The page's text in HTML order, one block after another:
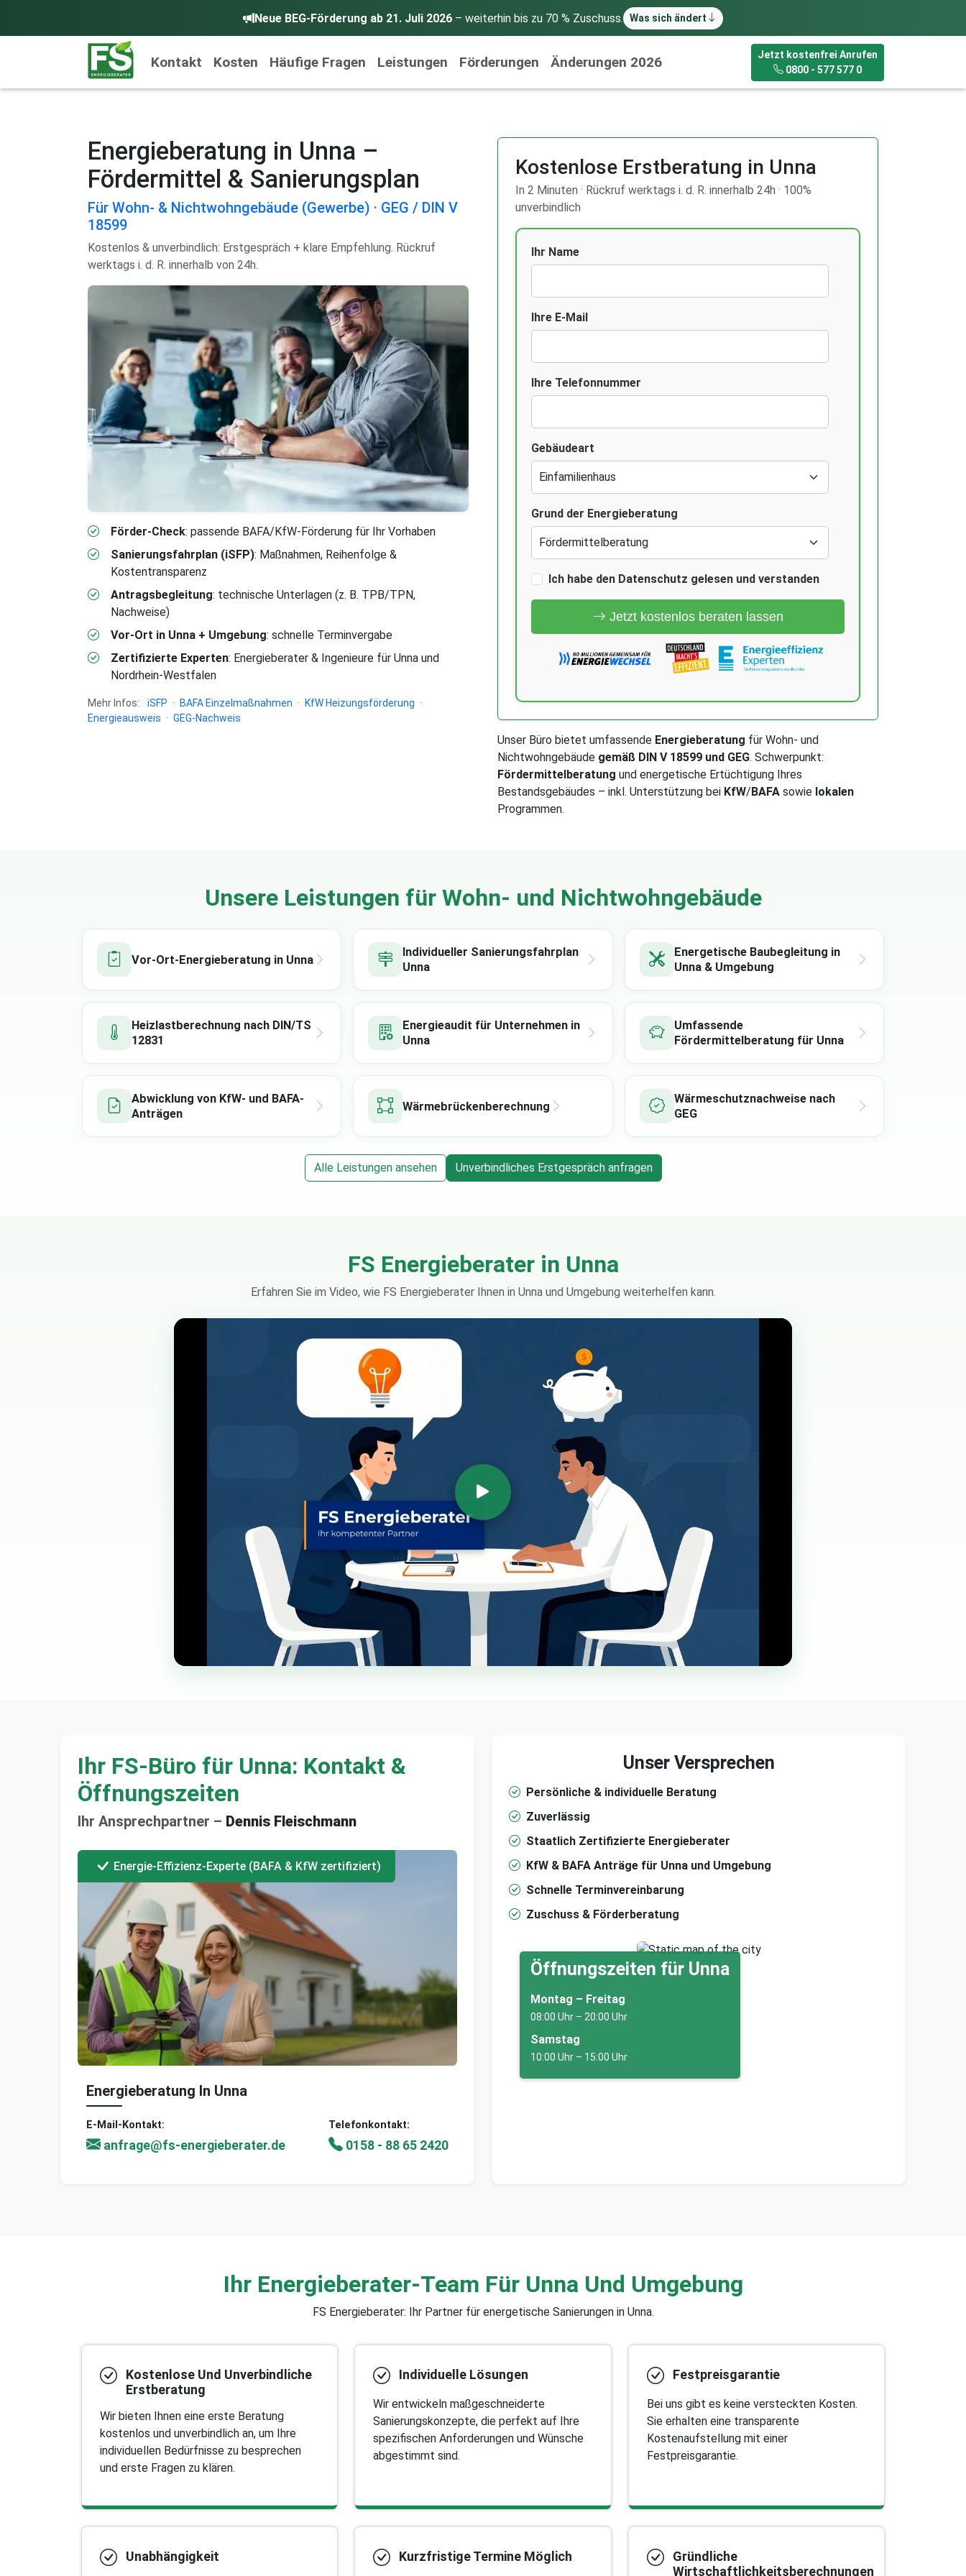
Neue BEG-Förderung ab 21. Juli 2026 – weiterhin bis zu 70 % Zuschuss. Was sich ändert
Kontakt Kosten Häufige Fragen Leistungen Förderungen Änderungen 2026
Jetzt kostenfrei Anrufen
0800 - 577 577 0
Energieberatung in Unna –
Fördermittel & Sanierungsplan
Für Wohn- & Nichtwohngebäude (Gewerbe) · GEG / DIN V
18599
Kostenlos & unverbindlich: Erstgespräch + klare Empfehlung. Rückruf
werktags i. d. R. innerhalb von 24h.
Förder-Check: passende BAFA/KfW-Förderung für Ihr Vorhaben
Sanierungsfahrplan (iSFP): Maßnahmen, Reihenfolge &
Kostentransparenz
Antragsbegleitung: technische Unterlagen (z. B. TPB/TPN,
Nachweise)
Vor-Ort in Unna + Umgebung: schnelle Terminvergabe
Zertifizierte Experten: Energieberater & Ingenieure für Unna und
Nordrhein-Westfalen
Mehr Infos: iSFP · BAFA Einzelmaßnahmen · KfW Heizungsförderung ·
Energieausweis · GEG-Nachweis
Kostenlose Erstberatung in Unna
In 2 Minuten · Rückruf werktags i. d. R. innerhalb 24h · 100%
unverbindlich
Ihr Name
Ihre E-Mail
Ihre Telefonnummer
Gebäudeart
Grund der Energieberatung
Ich habe den Datenschutz gelesen und verstanden
Jetzt kostenlos beraten lassen
Unser Büro bietet umfassende Energieberatung für Wohn- und
Nichtwohngebäude gemäß DIN V 18599 und GEG. Schwerpunkt:
Fördermittelberatung und energetische Ertüchtigung Ihres
Bestandsgebäudes – inkl. Unterstützung bei KfW/BAFA sowie lokalen
Programmen.
Unsere Leistungen für Wohn- und Nichtwohngebäude
Vor-Ort-Energieberatung in Unna
Individueller Sanierungsfahrplan
Unna
Energetische Baubegleitung in
Unna & Umgebung
Heizlastberechnung nach DIN/TS
12831
Energieaudit für Unternehmen in
Unna
Umfassende
Fördermittelberatung für Unna
Abwicklung von KfW- und BAFA-
Anträgen
Wärmebrückenberechnung
Wärmeschutznachweise nach
GEG
Alle Leistungen ansehen Unverbindliches Erstgespräch anfragen
FS Energieberater in Unna
Erfahren Sie im Video, wie FS Energieberater Ihnen in Unna und Umgebung weiterhelfen kann.
Ihr FS-Büro für Unna: Kontakt &
Öffnungszeiten
Ihr Ansprechpartner – Dennis Fleischmann
Energie-Effizienz-Experte (BAFA & KfW zertifiziert)
Energieberatung In Unna
E-Mail-Kontakt:
anfrage@fs-energieberater.de
Telefonkontakt:
0158 - 88 65 2420
Unser Versprechen
Persönliche & individuelle Beratung
Zuverlässig
Staatlich Zertifizierte Energieberater
KfW & BAFA Anträge für Unna und Umgebung
Schnelle Terminvereinbarung
Zuschuss & Förderberatung
Öffnungszeiten für Unna
Montag – Freitag
08:00 Uhr – 20:00 Uhr
Samstag
10:00 Uhr – 15:00 Uhr
Ihr Energieberater-Team Für Unna Und Umgebung
FS Energieberater: Ihr Partner für energetische Sanierungen in Unna.
Kostenlose Und Unverbindliche
Erstberatung
Wir bieten Ihnen eine erste Beratung
kostenlos und unverbindlich an, um Ihre
individuellen Bedürfnisse zu besprechen
und erste Fragen zu klären.
Individuelle Lösungen
Wir entwickeln maßgeschneiderte
Sanierungskonzepte, die perfekt auf Ihre
spezifischen Anforderungen und Wünsche
abgestimmt sind.
Festpreisgarantie
Bei uns gibt es keine versteckten Kosten.
Sie erhalten eine transparente
Kostenaufstellung mit einer
Festpreisgarantie.
Unabhängigkeit Kurzfristige Termine Möglich
Gründliche
Wirtschaftlichkeitsberechnungen